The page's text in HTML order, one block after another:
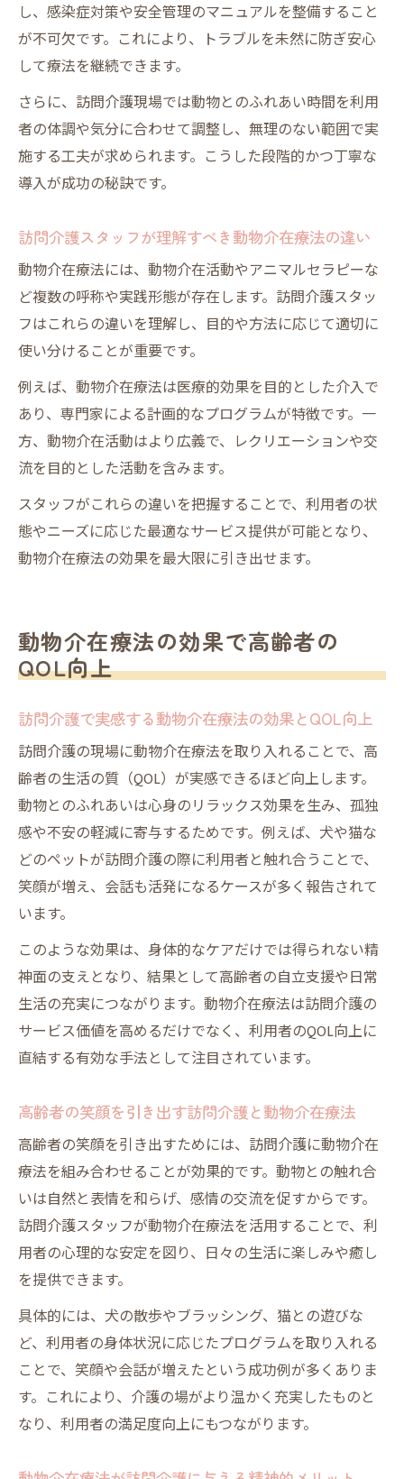
し、感染症対策や安全管理のマニュアルを整備すること
が不可欠です。これにより、トラブルを未然に防ぎ安心
して療法を継続できます。
さらに、訪問介護現場では動物とのふれあい時間を利用
者の体調や気分に合わせて調整し、無理のない範囲で実
施する工夫が求められます。こうした段階的かつ丁寧な
導入が成功の秘訣です。
訪問介護スタッフが理解すべき動物介在療法の違い
動物介在療法には、動物介在活動やアニマルセラピーな
ど複数の呼称や実践形態が存在します。訪問介護スタッ
フはこれらの違いを理解し、目的や方法に応じて適切に
使い分けることが重要です。
例えば、動物介在療法は医療的効果を目的とした介入で
あり、専門家による計画的なプログラムが特徴です。一
方、動物介在活動はより広義で、レクリエーションや交
流を目的とした活動を含みます。
スタッフがこれらの違いを把握することで、利用者の状
態やニーズに応じた最適なサービス提供が可能となり、
動物介在療法の効果を最大限に引き出せます。
動物介在療法の効果で高齢者の
QOL向上
訪問介護で実感する動物介在療法の効果とQOL向上
訪問介護の現場に動物介在療法を取り入れることで、高
齢者の生活の質（QOL）が実感できるほど向上します。
動物とのふれあいは心身のリラックス効果を生み、孤独
感や不安の軽減に寄与するためです。例えば、犬や猫な
どのペットが訪問介護の際に利用者と触れ合うことで、
笑顔が増え、会話も活発になるケースが多く報告されて
います。
このような効果は、身体的なケアだけでは得られない精
神面の支えとなり、結果として高齢者の自立支援や日常
生活の充実につながります。動物介在療法は訪問介護の
サービス価値を高めるだけでなく、利用者のQOL向上に
直結する有効な手法として注目されています。
高齢者の笑顔を引き出す訪問介護と動物介在療法
高齢者の笑顔を引き出すためには、訪問介護に動物介在
療法を組み合わせることが効果的です。動物との触れ合
いは自然と表情を和らげ、感情の交流を促すからです。
訪問介護スタッフが動物介在療法を活用することで、利
用者の心理的な安定を図り、日々の生活に楽しみや癒し
を提供できます。
具体的には、犬の散歩やブラッシング、猫との遊びな
ど、利用者の身体状況に応じたプログラムを取り入れる
ことで、笑顔や会話が増えたという成功例が多くありま
す。これにより、介護の場がより温かく充実したものと
なり、利用者の満足度向上にもつながります。